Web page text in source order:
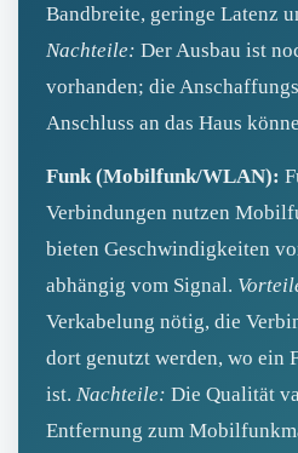
Bandbreite, geringe Latenz
Nachteile: Der Ausbau ist
vorhanden; die
Anschluss an das Haus
Funk (Mobilfunk/WLAN):
Verbindungen nutzen
bieten Geschwindigkeiten
abhängig vom Signal.
Verkabelung nötig, die
dort genutzt werden, wo ein
ist. Nachteile: Die Qualität
Entfernung zum